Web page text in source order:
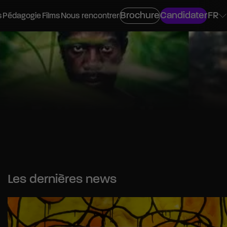
PédagogieFilmsNous rencontrerBrochureCandidaterFR
Les dernières news